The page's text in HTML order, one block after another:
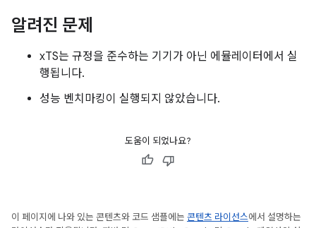
알려진 문제
xTS는 규정을 준수하는 기기가 아닌 에뮬레이터에서 실
행됩니다.
성능 벤치마킹이 실행되지 않았습니다.
도움이 되었나요?
이 페이지에 나와 있는 콘텐츠와 코드 샘플에는 콘텐츠 라이선스에서 설명하는